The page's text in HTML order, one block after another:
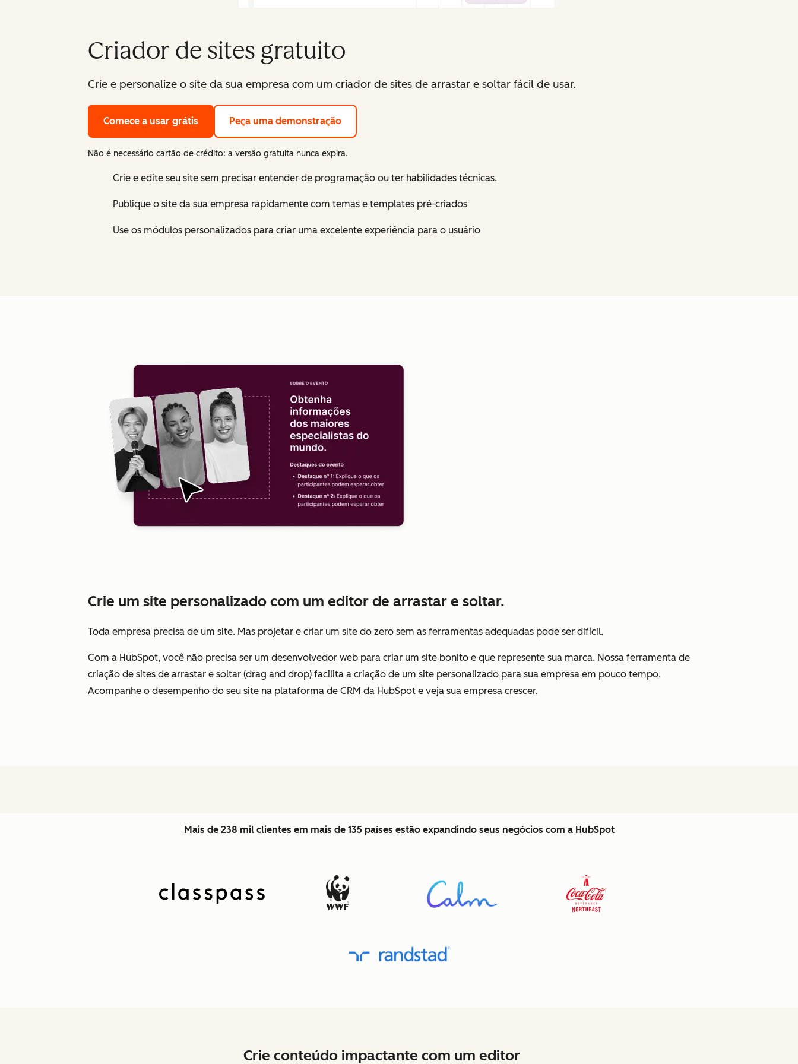
Criador de sites gratuito
Crie e personalize o site da sua empresa com um criador de sites de arrastar e soltar fácil de usar.
Comece a usar grátis Peça uma demonstração
Não é necessário cartão de crédito: a versão gratuita nunca expira.
Crie e edite seu site sem precisar entender de programação ou ter habilidades técnicas.
Publique o site da sua empresa rapidamente com temas e templates pré-criados
Use os módulos personalizados para criar uma excelente experiência para o usuário
Crie um site personalizado com um editor de arrastar e soltar.
Toda empresa precisa de um site. Mas projetar e criar um site do zero sem as ferramentas adequadas pode ser difícil.
Com a HubSpot, você não precisa ser um desenvolvedor web para criar um site bonito e que represente sua marca. Nossa ferramenta de
criação de sites de arrastar e soltar (drag and drop) facilita a criação de um site personalizado para sua empresa em pouco tempo.
Acompanhe o desempenho do seu site na plataforma de CRM da HubSpot e veja sua empresa crescer.
Mais de 238 mil clientes em mais de 135 países estão expandindo seus negócios com a HubSpot
Crie conteúdo impactante com um editor